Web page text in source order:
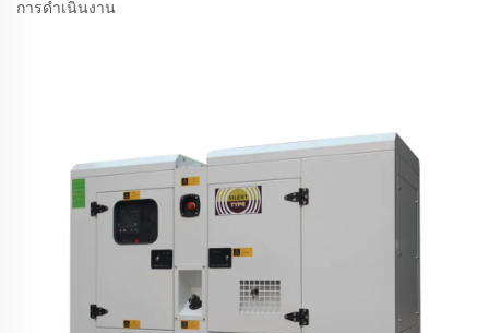
การดำเนินงาน